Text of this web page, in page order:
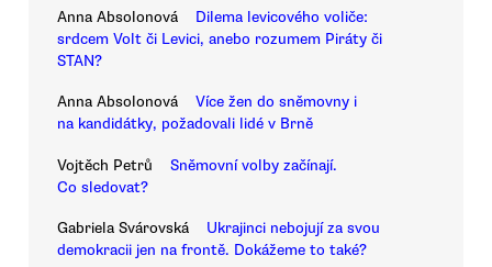
Anna Absolonová
Dilema levicového voliče:
srdcem Volt či Levici, anebo rozumem Piráty či
STAN?
Anna Absolonová
Více žen do sněmovny i
na kandidátky, požadovali lidé v Brně
Vojtěch Petrů
Sněmovní volby začínají.
Co sledovat?
Gabriela Svárovská
Ukrajinci nebojují za svou
demokracii jen na frontě. Dokážeme to také?